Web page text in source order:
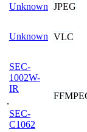
Unknown JPEG
Unknown VLC
SEC-
1002W-
IR
,
SEC-
C1062